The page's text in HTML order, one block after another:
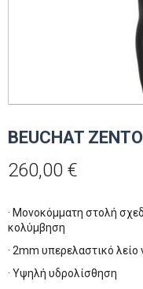
BEUCHAT ΖΕΝΤΟ
260,00 €
· Μονοκόμματη στολή
κολύμβηση
· 2mm υπερελαστικό λείο
· Υψηλή υδρολίσθηση